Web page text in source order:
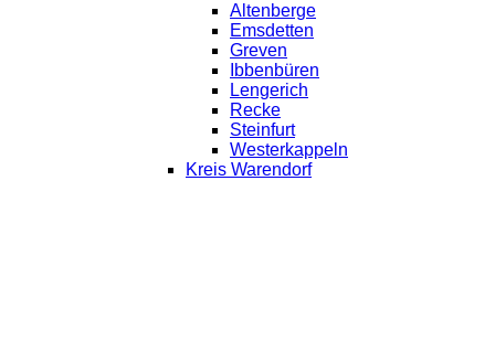
Altenberge
Emsdetten
Greven
Ibbenbüren
Lengerich
Recke
Steinfurt
Westerkappeln
Kreis Warendorf